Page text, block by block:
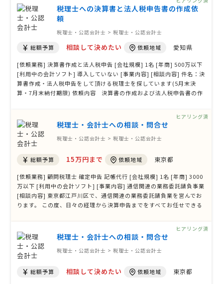
との回答を …
税理士への決算書と法人税申告書の作成依
頼
税理士・公認会計士 > 税理士・公認会計士
総額予算 相談して決めたい 依頼地域 愛知県
[依頼業務] 決算書作成と法人税申告 [会社規模] 1名 [年商] 500万以下
[利用中の会計ソフト] 導入していない [事業内容] [相談内容] 件名：決
算書作成・法人税申告をして頂ける税理士を探しています(5月末決
算・7月末納付期限) 依頼内容 決算書の作成および法人税申告書の作
法人税申告 …
税理士・会計士への相談・問合せ
税理士・公認会計士 > 税理士・公認会計士
総額予算 15万円まで 依頼地域 東京都
[依頼業務] 顧問税理士 確定申告 記帳代行 [会社規模] 1名 [年商] 3000
万以下 [利用中の会計ソフト] [事業内容] 通信関連の業務委託請負事業
[相談内容] 東京都江戸川区で、通信関連の業務委託請負業を営んでお
ります。 この度、日々の経理から決算申告までをすべてお任せできる
顧問料 …
ヒアリング済
税理士・会計士への相談・問合せ
税理士・公認会計士 > 税理士・公認会計士
総額予算 相談して決めたい 依頼地域 東京都
ヒアリング済